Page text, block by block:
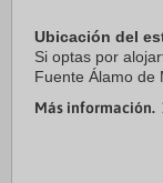
Ubicación del
Si optas por
Fuente Álamo de
Hacienda del
Más información.